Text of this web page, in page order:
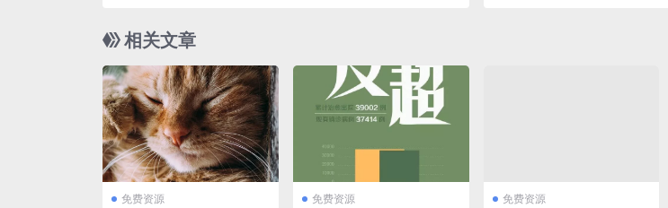
相关文章
免费资源 免费资源 免费资源